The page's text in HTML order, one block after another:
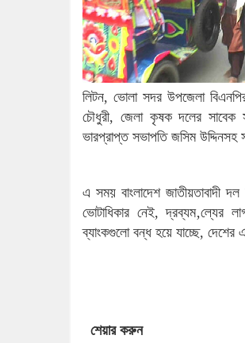
লিটন, ভোলা সদর উপজেলা
চৌধুরী, জেলা কৃষক দলের সাবেক
ভারপ্রাপ্ত সভাপতি জসিম উদ্দিনসহ
এ সময় বাংলাদেশ জাতীয়তাবাদী
ভোটাধিকার নেই, দ্রব্যম‚ল্যের
ব্যাংকগুলো বন্ধ হয়ে যাচ্ছে, দেশের
শেয়ার করুন